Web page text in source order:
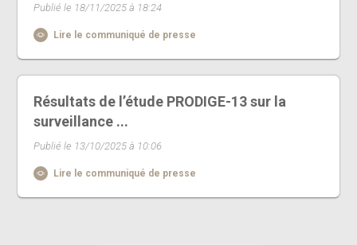
Publié le 18/11/2025 à 18:24
Lire le communiqué de presse
Résultats de l’étude PRODIGE-13 sur la
surveillance ...
Publié le 13/10/2025 à 10:06
Lire le communiqué de presse